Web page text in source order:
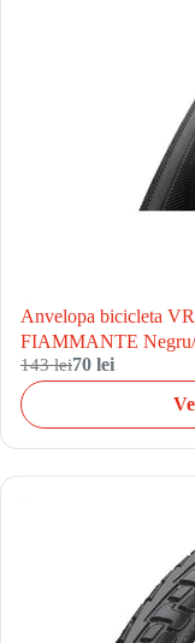
Anvelopa bicicleta
FIAMMANTE
143 lei70 lei